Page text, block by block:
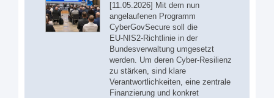
[11.05.2026] Mit dem nun
angelaufenen Programm
CyberGovSecure soll die
EU‑NIS2‑Richtlinie in der
Bundesverwaltung umgesetzt
werden. Um deren Cyber-Resilienz
zu stärken, sind klare
Verantwortlichkeiten, eine zentrale
Finanzierung und konkret